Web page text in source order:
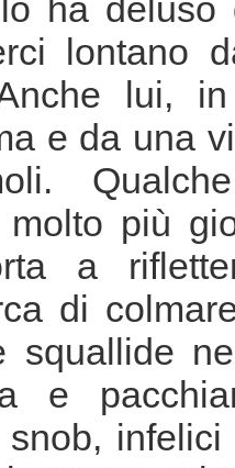
ha deluso
lontano
Anche lui,
e da una
Qualche
molto più
a
di
squallide
e